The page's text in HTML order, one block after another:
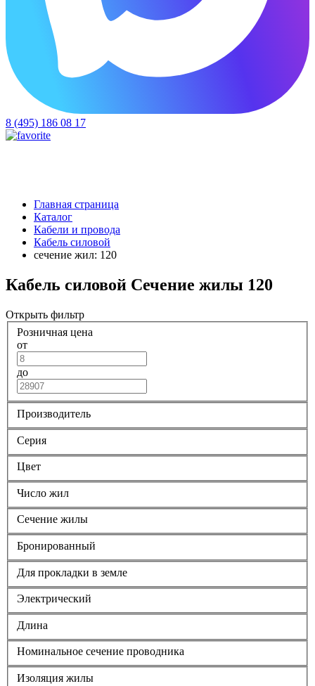
8 (495) 186 08 17
Главная страница
Каталог
Кабели и провода
Кабель силовой
сечение жил: 120
Кабель силовой Сечение жилы 120
Открыть фильтр
Розничная цена
от
до
Производитель
Серия
Цвет
Число жил
Сечение жилы
Бронированный
Для прокладки в земле
Электрический
Длина
Номинальное сечение проводника
Изоляция жилы